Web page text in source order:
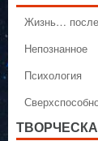
Жизнь…
Непознанное
Психология